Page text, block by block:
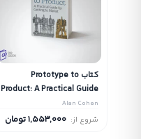
کتاب Prototype to
Product: A Practical Guide
for Getting to Market
Alan Cohen
شروع از: 1,553,000تومان